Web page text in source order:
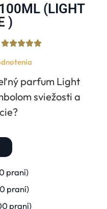
(LIGHT
)

parfum Light
sviežosti a
praní)
praní)
praní)